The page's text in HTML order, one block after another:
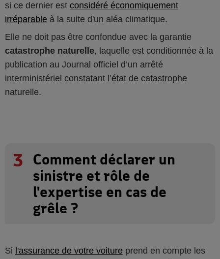
si ce dernier est considéré économiquement
irréparable à la suite d'un aléa climatique.
Elle ne doit pas être confondue avec la garantie
catastrophe naturelle, laquelle est conditionnée à la
publication au Journal officiel d’un arrêté
interministériel constatant l’état de catastrophe
naturelle.
3
Comment déclarer un
sinistre et rôle de
l'expertise en cas de
grêle ?
Si l'assurance de votre voiture prend en compte les